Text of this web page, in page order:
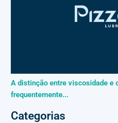
A distinção entre viscosidade e
frequentemente...
Categorias